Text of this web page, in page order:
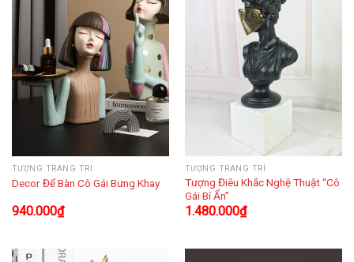
TƯỢNG TRANG TRÍ
Decor Để Bàn Cô Gái Bưng Khay
940.000₫
TƯỢNG TRANG TRÍ
Tượng Điêu Khắc Nghệ Thuật “Cô
Gái Bí Ẩn”
1.480.000₫